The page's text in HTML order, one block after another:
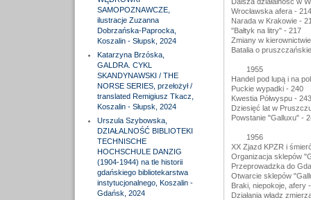
SAMOPOZNAWCZE,
ilustracje Zuzanna
Dobrzańska-Paprocka,
Koszalin - Słupsk, 2024
Katarzyna Brzóska,
GALDRA. CYKL
SKANDYNAWSKI / THE
NORSE SERIES, przełożył /
translated Remigiusz Tkacz,
Koszalin - Słupsk, 2024
Urszula Szybowska,
DZIAŁALNOŚĆ BIBLIOTEKI
TECHNISCHE
HOCHSCHULE DANZIG
(1904-1944) na tle historii
gdańskiego bibliotekarstwa
instytucjonalnego, Koszalin -
Gdańsk, 2024
Wrocławska afera - 214
Narada w Krakowie -
"Bałtyk na litry" - 217
Zmiany w
Batalia o
1955
Handel pod lupą i na
Puckie wypadki - 240
Kwestia Półwyspu - 243
Dziesięć lat w
Powstanie "Galluxu" -
1956
XX Zjazd KPZR i
Organizacja sklepów
Przeprowadzka do
Otwarcie sklepów
Braki, niepokoje, afery
Działania władz